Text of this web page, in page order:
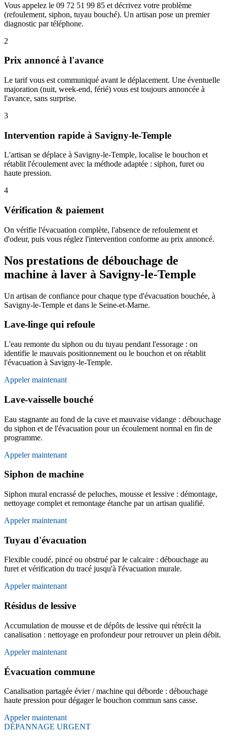
Vous appelez le 09 72 51 99 85 et décrivez votre problème
(refoulement, siphon, tuyau bouché). Un artisan pose un premier
diagnostic par téléphone.
2
Prix annoncé à l'avance
Le tarif vous est communiqué avant le déplacement. Une éventuelle
majoration (nuit, week-end, férié) vous est toujours annoncée à
l'avance, sans surprise.
3
Intervention rapide à Savigny-le-Temple
L'artisan se déplace à Savigny-le-Temple, localise le bouchon et
rétablit l'écoulement avec la méthode adaptée : siphon, furet ou
haute pression.
4
Vérification & paiement
On vérifie l'évacuation complète, l'absence de refoulement et
d'odeur, puis vous réglez l'intervention conforme au prix annoncé.
Nos prestations de débouchage de
machine à laver à Savigny-le-Temple
Un artisan de confiance pour chaque type d'évacuation bouchée, à
Savigny-le-Temple et dans le Seine-et-Marne.
Lave-linge qui refoule
L'eau remonte du siphon ou du tuyau pendant l'essorage : on
identifie le mauvais positionnement ou le bouchon et on rétablit
l'évacuation à Savigny-le-Temple.
Appeler maintenant
Lave-vaisselle bouché
Eau stagnante au fond de la cuve et mauvaise vidange : débouchage
du siphon et de l'évacuation pour un écoulement normal en fin de
programme.
Appeler maintenant
Siphon de machine
Siphon mural encrassé de peluches, mousse et lessive : démontage,
nettoyage complet et remontage étanche par un artisan qualifié.
Appeler maintenant
Tuyau d'évacuation
Flexible coudé, pincé ou obstrué par le calcaire : débouchage au
furet et vérification du tracé jusqu'à l'évacuation murale.
Appeler maintenant
Résidus de lessive
Accumulation de mousse et de dépôts de lessive qui rétrécit la
canalisation : nettoyage en profondeur pour retrouver un plein débit.
Appeler maintenant
Évacuation commune
Canalisation partagée évier / machine qui déborde : débouchage
haute pression pour dégager le bouchon commun sans casse.
Appeler maintenant
DÉPANNAGE URGENT